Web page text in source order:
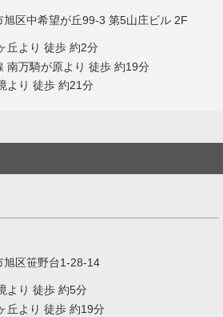
旭区中希望が丘99-3 第5山庄ビル 2F
丘より 徒歩 約2分
南万騎が原より 徒歩 約19分
より 徒歩 約21分
旭区笹野台1-28-14
より 徒歩 約5分
丘より 徒歩 約19分